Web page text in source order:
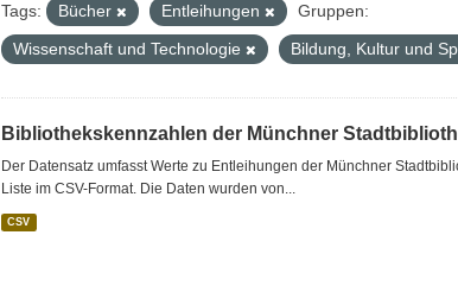
Tags: Bücher Entleihungen
Gruppen:
Wissenschaft und Technologie
Bildung, Kultur und
Bibliothekskennzahlen der Münchner
Der Datensatz umfasst Werte zu Entleihungen der Münchner
Liste im CSV-Format. Die Daten wurden von...
CSV